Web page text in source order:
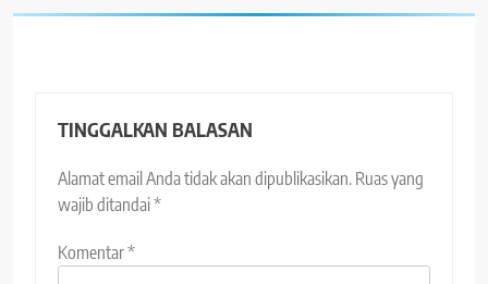
TINGGALKAN BALASAN
Alamat email Anda tidak akan dipublikasikan. Ruas yang
wajib ditandai*
Komentar*